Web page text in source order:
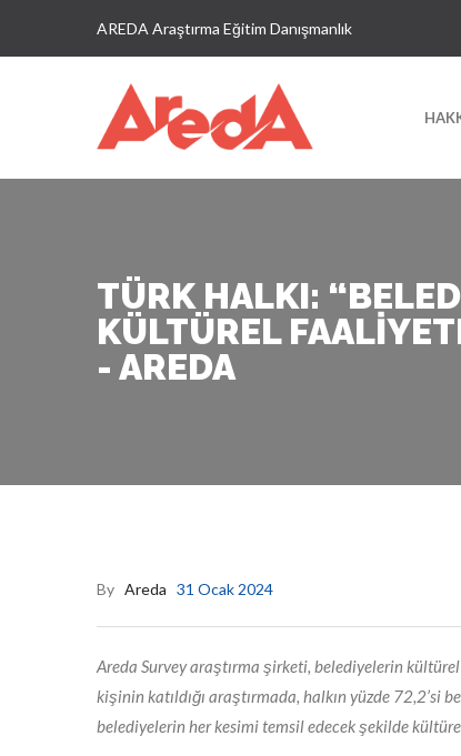
AREDA Araştırma Eğitim Danışmanlık
TÜRK HALKI:
KÜLTÜREL
- AREDA
By Areda 31 Ocak 2024
Areda Survey araştırma şirketi, belediyelerin
kişinin katıldığı araştırmada, halkın yüzde 72,2’si
belediyelerin her kesimi temsil edecek şekilde